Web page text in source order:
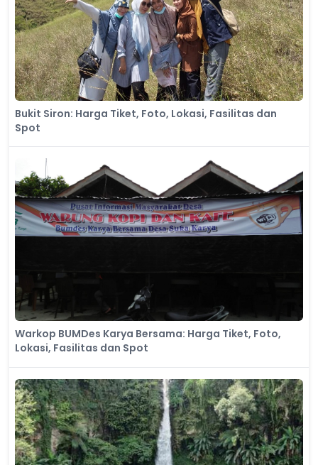
Bukit Siron: Harga Tiket, Foto, Lokasi, Fasilitas dan
Spot
Warkop BUMDes Karya Bersama: Harga Tiket, Foto,
Lokasi, Fasilitas dan Spot